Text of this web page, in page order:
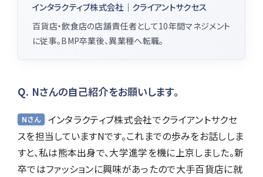
インタラクティブ株式会社｜クライアントサクセス
百貨店・飲食店の店舗責任者として10年間マネジメント
に従事。BMP卒業後、異業種へ転職。
Nさんの自己紹介をお願いします。
Nさん
インタラクティブ株式会社でクライアントサクセ
スを担当していますNです。これまでの歩みをお話ししま
すと、私は熊本出身で、大学進学を機に上京しました。新
卒ではファッションに興味があったので大手百貨店に就